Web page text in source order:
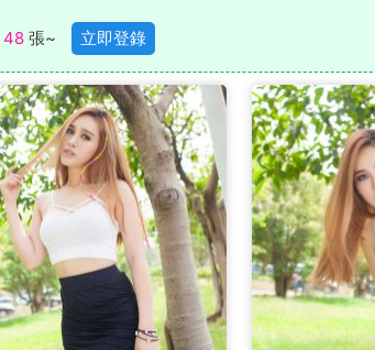
48 張~ 立即登錄